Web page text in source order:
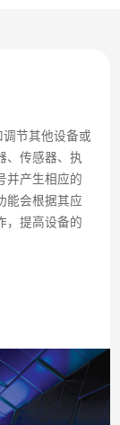
调节其他设备或
、传感器、执
并产生相应的
能会根据其应
，提高设备的